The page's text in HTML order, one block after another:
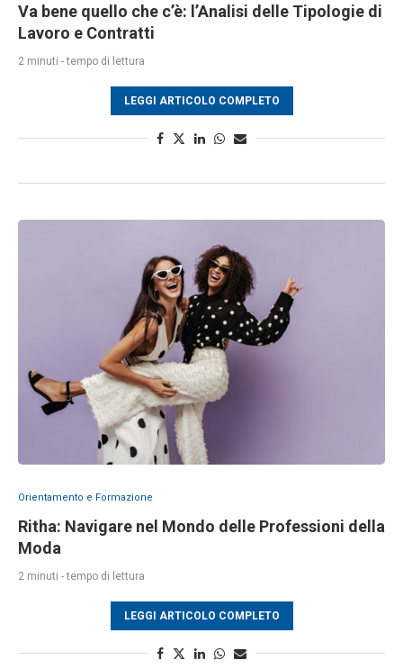
Va bene quello che c’è: l’Analisi delle Tipologie di
Lavoro e Contratti
2 minuti - tempo di lettura
LEGGI ARTICOLO COMPLETO
Orientamento e Formazione
Ritha: Navigare nel Mondo delle Professioni della
Moda
2 minuti - tempo di lettura
LEGGI ARTICOLO COMPLETO